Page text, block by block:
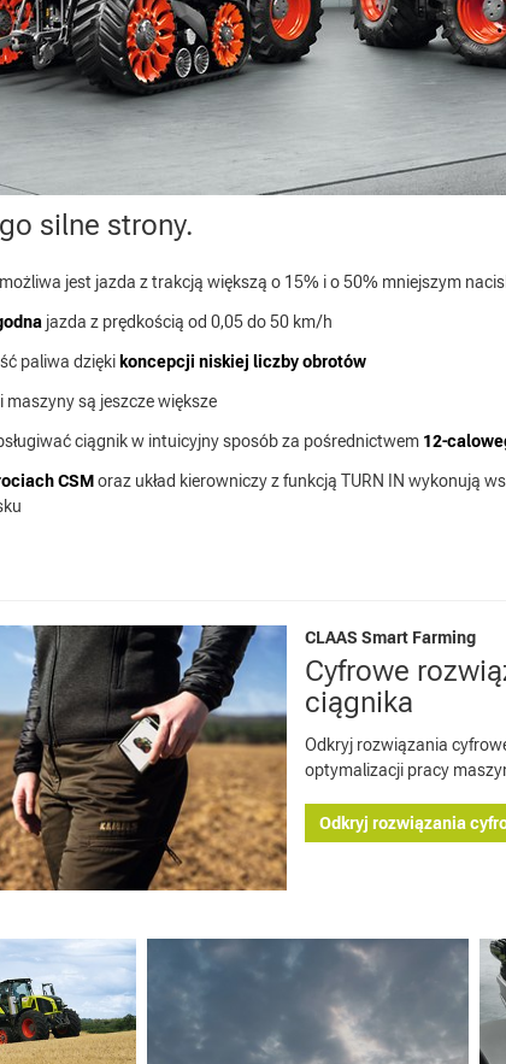
silne strony.
możliwa jest jazda z trakcją większą o 15% i o 50% mniejszym
jazda z prędkością od 0,05 do 50 km/h
paliwa dzięki koncepcji niskiej liczby obrotów
maszyny są jeszcze większe
ciągnik w intuicyjny sposób za pośrednictwem 12-
CSMoraz układ kierowniczy z funkcją TURN IN wykonują
CLAAS Smart Farming
Cyfrowe
ciągnika
Odkryj rozwiązania
optymalizacji pracy
Odkryj rozwiązania